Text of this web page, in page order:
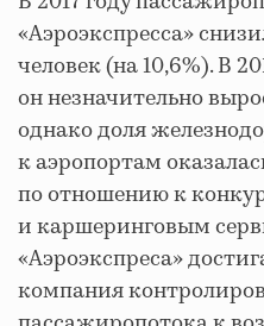
«Аэроэкспресса»
человек (на 10,6%). В
он незначительно
однако доля
к аэропортам
по отношению к
и каршеринговым
«Аэроэкспреса»
компания